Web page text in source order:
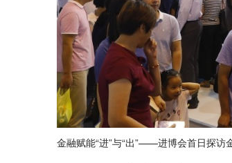
金融赋能“进”与“出”——进博会首日探访